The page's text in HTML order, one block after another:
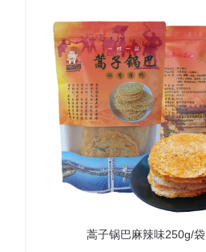
蒿子锅巴麻辣味250g/袋